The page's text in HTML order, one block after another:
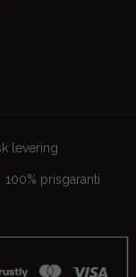
levering
100% prisgaranti